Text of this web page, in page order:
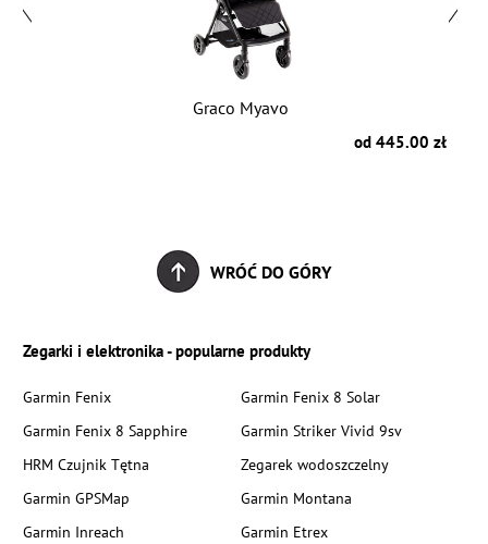
Graco Myavo
od 445.00 zł
WRÓĆ DO GÓRY
Zegarki i elektronika - popularne produkty
Garmin Fenix
Garmin Fenix 8 Solar
Garmin Fenix 8 Sapphire
Garmin Striker Vivid 9sv
HRM Czujnik Tętna
Zegarek wodoszczelny
Garmin GPSMap
Garmin Montana
Garmin Inreach
Garmin Etrex